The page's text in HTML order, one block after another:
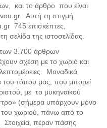
και το άρθρο που είναι
Αυτή τη στιγμή
745 επισκέπτες,
σελίδα της ιστοσελίδας.
των 3.700 άρθρων
σχέση με το χωριό και
Μοναδικά
του τόπου μας, που μπορεί
με το μυκηναϊκού
(σήμερα υπάρχουν μόνο
του χωριού, πάνω από το
πέραν πάσης